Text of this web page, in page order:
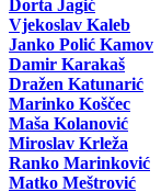
Dorta Jagić
Vjekoslav Kaleb
Janko Polić Kamov
Damir Karakaš
Dražen Katunarić
Marinko Koščec
Maša Kolanović
Miroslav Krleža
Ranko Marinković
Matko Meštrović